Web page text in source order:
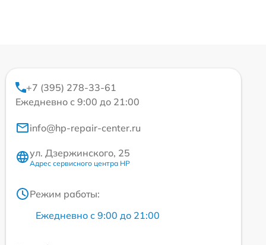
+7 (395) 278-33-61
Ежедневно с 9:00 до 21:00
info@hp-repair-center.ru
ул. Дзержинского, 25
Адрес сервисного центра HP
Режим работы:
Ежедневно с 9:00 до 21:00